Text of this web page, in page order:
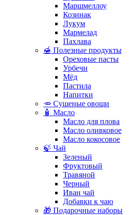
Маршмеллоу
Козинак
Лукум
Мармелад
Пахлава
🍯 Полезные продукты
Ореховые пасты
Урбечи
Мёд
Пастила
Напитки
🥕 Сушеные овощи
🧴 Масло
Масло для плова
Масло оливковое
Масло кокосовое
🍃 Чай
Зеленый
Фруктовый
Травяной
Черный
Иван чай
Добавки к чаю
🎁 Подарочные наборы